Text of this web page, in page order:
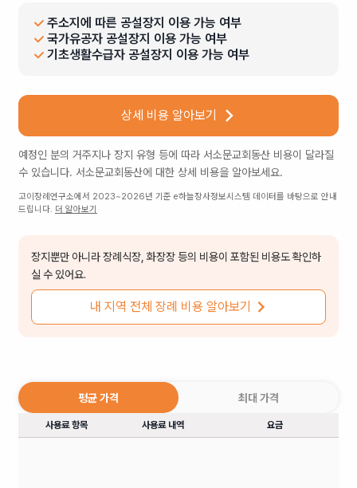
주소지에 따른 공설장지 이용 가능 여부
국가유공자 공설장지 이용 가능 여부
기초생활수급자 공설장지 이용 가능 여부
상세 비용 알아보기
예정인 분의 거주지나 장지 유형 등에 따라 서소문교회동산 비용이 달라질
수 있습니다. 서소문교회동산에 대한 상세 비용을 알아보세요.
고이장례연구소에서 2023~2026년 기준 e하늘장사정보시스템 데이터를 바탕으로 안내
드립니다. 더 알아보기
장지뿐만 아니라 장례식장, 화장장 등의 비용이 포함된 비용도 확인하
실 수 있어요.
내 지역 전체 장례 비용 알아보기
평균 가격 최대 가격
사용료 항목 사용료 내역 요금